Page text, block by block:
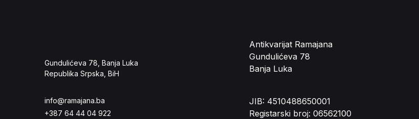
Gundulićeva 78, Banja Luka
Republika Srpska, BiH
info@ramajana.ba
+387 64 44 04 922
Antikvarijat Ramajana
Gundulićeva 78
Banja Luka
JIB: 4510488650001
Registarski broj: 06562100